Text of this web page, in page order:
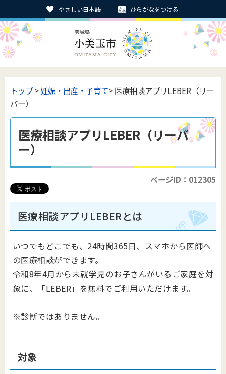
やさしい日本語 ひらがなをつける
トップ>妊娠・出産・子育て> 医療相談アプリLEBER（リー
バー）
医療相談アプリLEBER（リーバ
ー）
ページID：012305
医療相談アプリLEBERとは
いつでもどこでも、24時間365日、スマホから医師へ
の医療相談ができます。
令和8年4月から未就学児のお子さんがいるご家庭を対
象に、「LEBER」を無料でご利用いただけます。
※診断ではありません。
対象